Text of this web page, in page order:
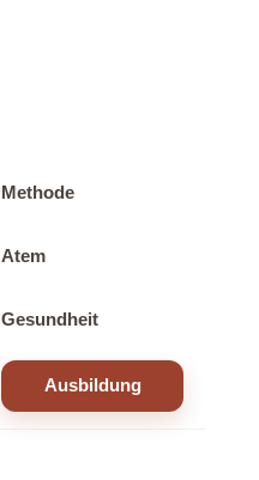
Methode
Atem
Gesundheit
Ausbildung